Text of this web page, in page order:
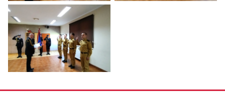
Pokaż
zdjęcie
1
z
galerii.
zdjęcie